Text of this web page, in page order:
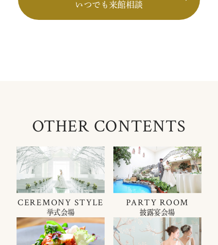
いつでも来館相談
OTHER CONTENTS
CEREMONY STYLE
挙式会場
PARTY ROOM
披露宴会場